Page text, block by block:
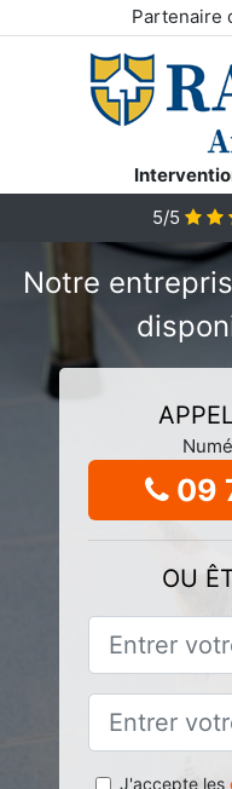
Partenaire
5/5
Notre
09
OU
J'accepte les